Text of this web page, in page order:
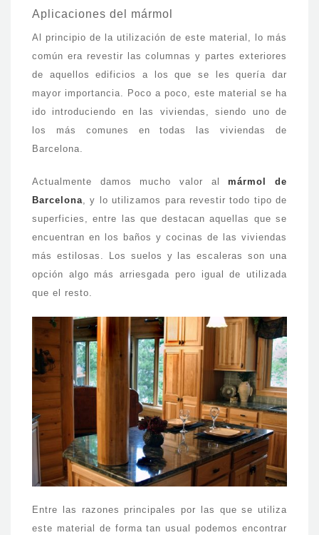
Aplicaciones del mármol
Al principio de la utilización de este material, lo más
común era revestir las columnas y partes exteriores
de aquellos edificios a los que se les quería dar
mayor importancia. Poco a poco, este material se ha
ido introduciendo en las viviendas, siendo uno de
los más comunes en todas las viviendas de
Barcelona.
Actualmente damos mucho valor almármol de
Barcelona, y lo utilizamos para revestir todo tipo de
superficies, entre las que destacan aquellas que se
encuentran en los baños y cocinas de las viviendas
más estilosas. Los suelos y las escaleras son una
opción algo más arriesgada pero igual de utilizada
que el resto.
Entre las razones principales por las que se utiliza
este material de forma tan usual podemos encontrar